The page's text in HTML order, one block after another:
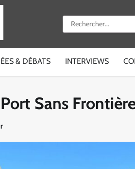
Rechercher :
& DÉBATS INTERVIEWS
Sans